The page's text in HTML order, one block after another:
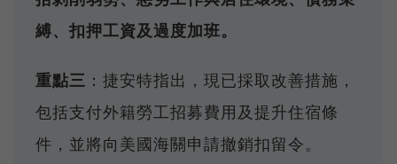
縛、扣押工資及過度加班。
重點三 ：捷安特指出，現已採取改善措施，
包括支付外籍勞工招募費用及提升住宿條
件，並將向美國海關申請撤銷扣留令。